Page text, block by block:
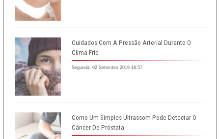
Cuidados Com A Pressão Arterial Durante O
Clima Frio
Segunda, 02 Setembro 2019 18:57
Como Um Simples Ultrassom Pode Detectar O
Câncer De Próstata